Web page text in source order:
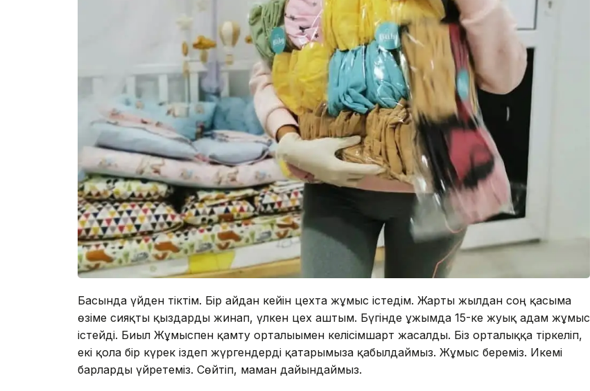
Басында үйден тіктім. Бір айдан кейін цехта жұмыс істедім. Жарты жылдан соң қасыма
өзіме сияқты қыздарды жинап, үлкен цех аштым. Бүгінде ұжымда 15-ке жуық адам жұмыс
істейді. Биыл Жұмыспен қамту орталығымен келісімшарт жасалды. Біз орталыққа тіркеліп,
екі қолға бір күрек іздеп жүргендерді қатарымызға қабылдаймыз. Жұмыс береміз. Икемі
барларды үйретеміз. Сөйтіп, маман дайындаймыз.